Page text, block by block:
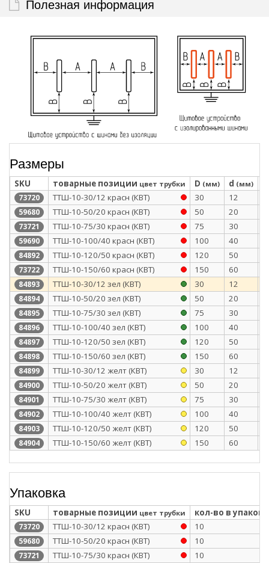
Полезная информация
Размеры
SKU товарные позиции цвет трубки D (мм) d (мм)
73720 ТТШ-10-30/12 красн (КВТ) 30 12
59680 ТТШ-10-50/20 красн (КВТ) 50 20
73721 ТТШ-10-75/30 красн (КВТ) 75 30
59690 ТТШ-10-100/40 красн (КВТ) 100 40
84892 ТТШ-10-120/50 красн (КВТ) 120 50
73722 ТТШ-10-150/60 красн (КВТ) 150 60
84893 ТТШ-10-30/12 зел (КВТ) 30 12
84894 ТТШ-10-50/20 зел (КВТ) 50 20
84895 ТТШ-10-75/30 зел (КВТ) 75 30
84896 ТТШ-10-100/40 зел (КВТ) 100 40
84897 ТТШ-10-120/50 зел (КВТ) 120 50
84898 ТТШ-10-150/60 зел (КВТ) 150 60
84899 ТТШ-10-30/12 желт (КВТ) 30 12
84900 ТТШ-10-50/20 желт (КВТ) 50 20
84901 ТТШ-10-75/30 желт (КВТ) 75 30
84902 ТТШ-10-100/40 желт (КВТ) 100 40
84903 ТТШ-10-120/50 желт (КВТ) 120 50
84904 ТТШ-10-150/60 желт (КВТ) 150 60
Упаковка
SKU товарные позиции цвет трубки кол-во в
73720 ТТШ-10-30/12 красн (КВТ) 10
59680 ТТШ-10-50/20 красн (КВТ) 10
73721 ТТШ-10-75/30 красн (КВТ) 10